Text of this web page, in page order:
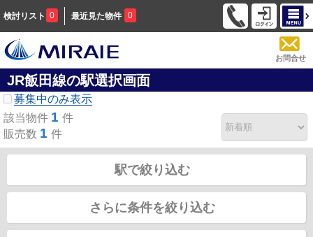
検討リスト 0 最近見た物件 0
お問合せ
JR飯田線の駅選択画面
募集中のみ表示
該当物件 1 件
販売数 1 件
駅で絞り込む
さらに条件を絞り込む